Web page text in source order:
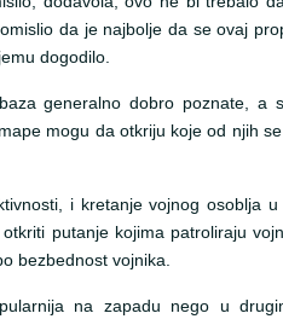
da je najbolje da se ovaj
dogodilo.
generalno dobro poznate,
mogu da otkriju koje od njih
i kretanje vojnog osoblja
putanje kojima patroliraju
bezbednost vojnika.
na zapadu nego u